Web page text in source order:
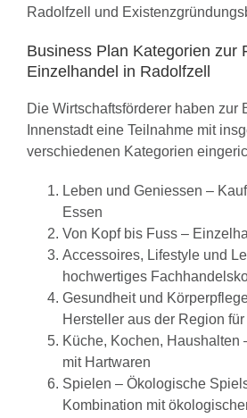
Radolfzell und
Business Plan Kategorien zur
Einzelhandel in Radolfzell
Die Wirtschaftsförderer haben zur
Innenstadt eine Teilnahme mit
verschiedenen Kategorien
Leben und Geniessen –
Essen
Von Kopf bis Fuss –
Accessoires, Lifestyle und
hochwertiges
Gesundheit und
Hersteller aus der Region
Küche, Kochen, Haushalten
mit Hartwaren
Spielen – Ökologische
Kombination mit